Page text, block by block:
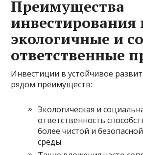
Преимущества
инвестирования
экологичные и
ответственные
Инвестиции в устойчивое
рядом преимуществ:
Экологическая и
ответственность
более чистой и
среды.